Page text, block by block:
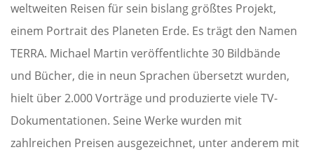
weltweiten Reisen für sein bislang größtes Projekt,
einem Portrait des Planeten Erde. Es trägt den Namen
TERRA. Michael Martin veröffentlichte 30 Bildbände
und Bücher, die in neun Sprachen übersetzt wurden,
hielt über 2.000 Vorträge und produzierte viele TV-
Dokumentationen. Seine Werke wurden mit
zahlreichen Preisen ausgezeichnet, unter anderem mit